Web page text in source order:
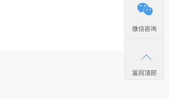
微信咨询
返回顶部